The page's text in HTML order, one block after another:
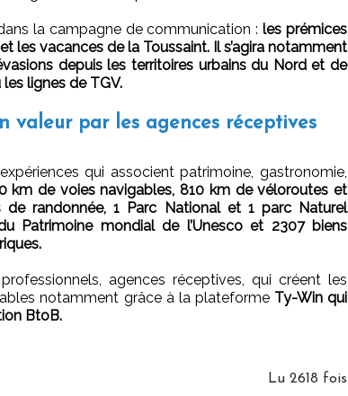
la campagne de communication : les prémices
les vacances de la Toussaint. Il s’agira notamment
depuis les territoires urbains du Nord et de
les lignes de TGV.
valeur par les agences réceptives
qui associent patrimoine, gastronomie,
km de voies navigables, 810 km de véloroutes et
randonnée, 1 Parc National et 1 parc Naturel
Patrimoine mondial de l’Unesco et 2307 biens
agences réceptives, qui créent les
notamment grâce à la plateforme Ty-Win qui
BtoB.
Lu 2618 fois